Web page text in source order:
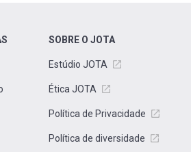
SOBRE O JOTA
Estúdio JOTA
Ética JOTA
Política de Privacidade
Política de diversidade